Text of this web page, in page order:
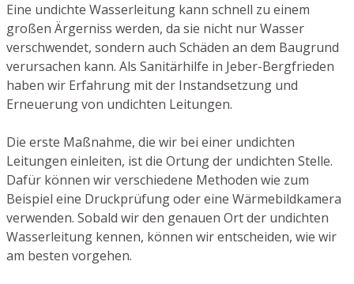
Eine undichte Wasserleitung kann schnell zu einem
großen Ärgerniss werden, da sie nicht nur Wasser
verschwendet, sondern auch Schäden an dem Baugrund
verursachen kann. Als Sanitärhilfe in Jeber-Bergfrieden
haben wir Erfahrung mit der Instandsetzung und
Erneuerung von undichten Leitungen.
Die erste Maßnahme, die wir bei einer undichten
Leitungen einleiten, ist die Ortung der undichten Stelle.
Dafür können wir verschiedene Methoden wie zum
Beispiel eine Druckprüfung oder eine Wärmebildkamera
verwenden. Sobald wir den genauen Ort der undichten
Wasserleitung kennen, können wir entscheiden, wie wir
am besten vorgehen.